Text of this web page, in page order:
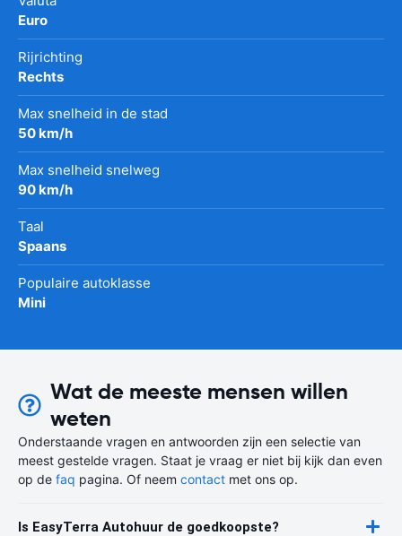
Euro
Rijrichting
Rechts
Max snelheid in de stad
50 km/h
Max snelheid snelweg
90 km/h
Taal
Spaans
Populaire autoklasse
Mini
Wat de meeste mensen willen
weten
Onderstaande vragen en antwoorden zijn een selectie van
meest gestelde vragen. Staat je vraag er niet bij kijk dan even
op de faq pagina. Of neem contact met ons op.
Is EasyTerra Autohuur de goedkoopste?